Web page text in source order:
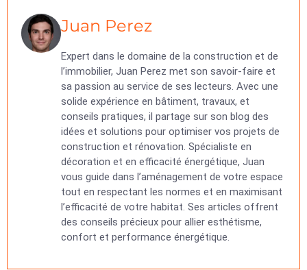
Juan Perez
Expert dans le domaine de la construction et de
l’immobilier, Juan Perez met son savoir-faire et
sa passion au service de ses lecteurs. Avec une
solide expérience en bâtiment, travaux, et
conseils pratiques, il partage sur son blog des
idées et solutions pour optimiser vos projets de
construction et rénovation. Spécialiste en
décoration et en efficacité énergétique, Juan
vous guide dans l’aménagement de votre espace
tout en respectant les normes et en maximisant
l’efficacité de votre habitat. Ses articles offrent
des conseils précieux pour allier esthétisme,
confort et performance énergétique.